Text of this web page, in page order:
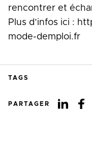
rencontrer et
Plus d’infos ici :
mode-demploi.fr
TAGS
PARTAGER